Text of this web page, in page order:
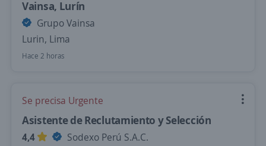
Vainsa, Lurín
Grupo Vainsa
Lurin, Lima
Hace 2 horas
Se precisa Urgente
Asistente de Reclutamiento y Selección
4,4
Sodexo Perú S.A.C.